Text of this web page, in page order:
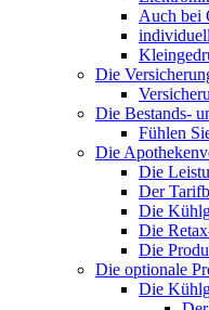
Auch bei
Die
Die Bestands-
Fühlen
Die
Die
Der
Die
Die
Die
Die optionale
Die